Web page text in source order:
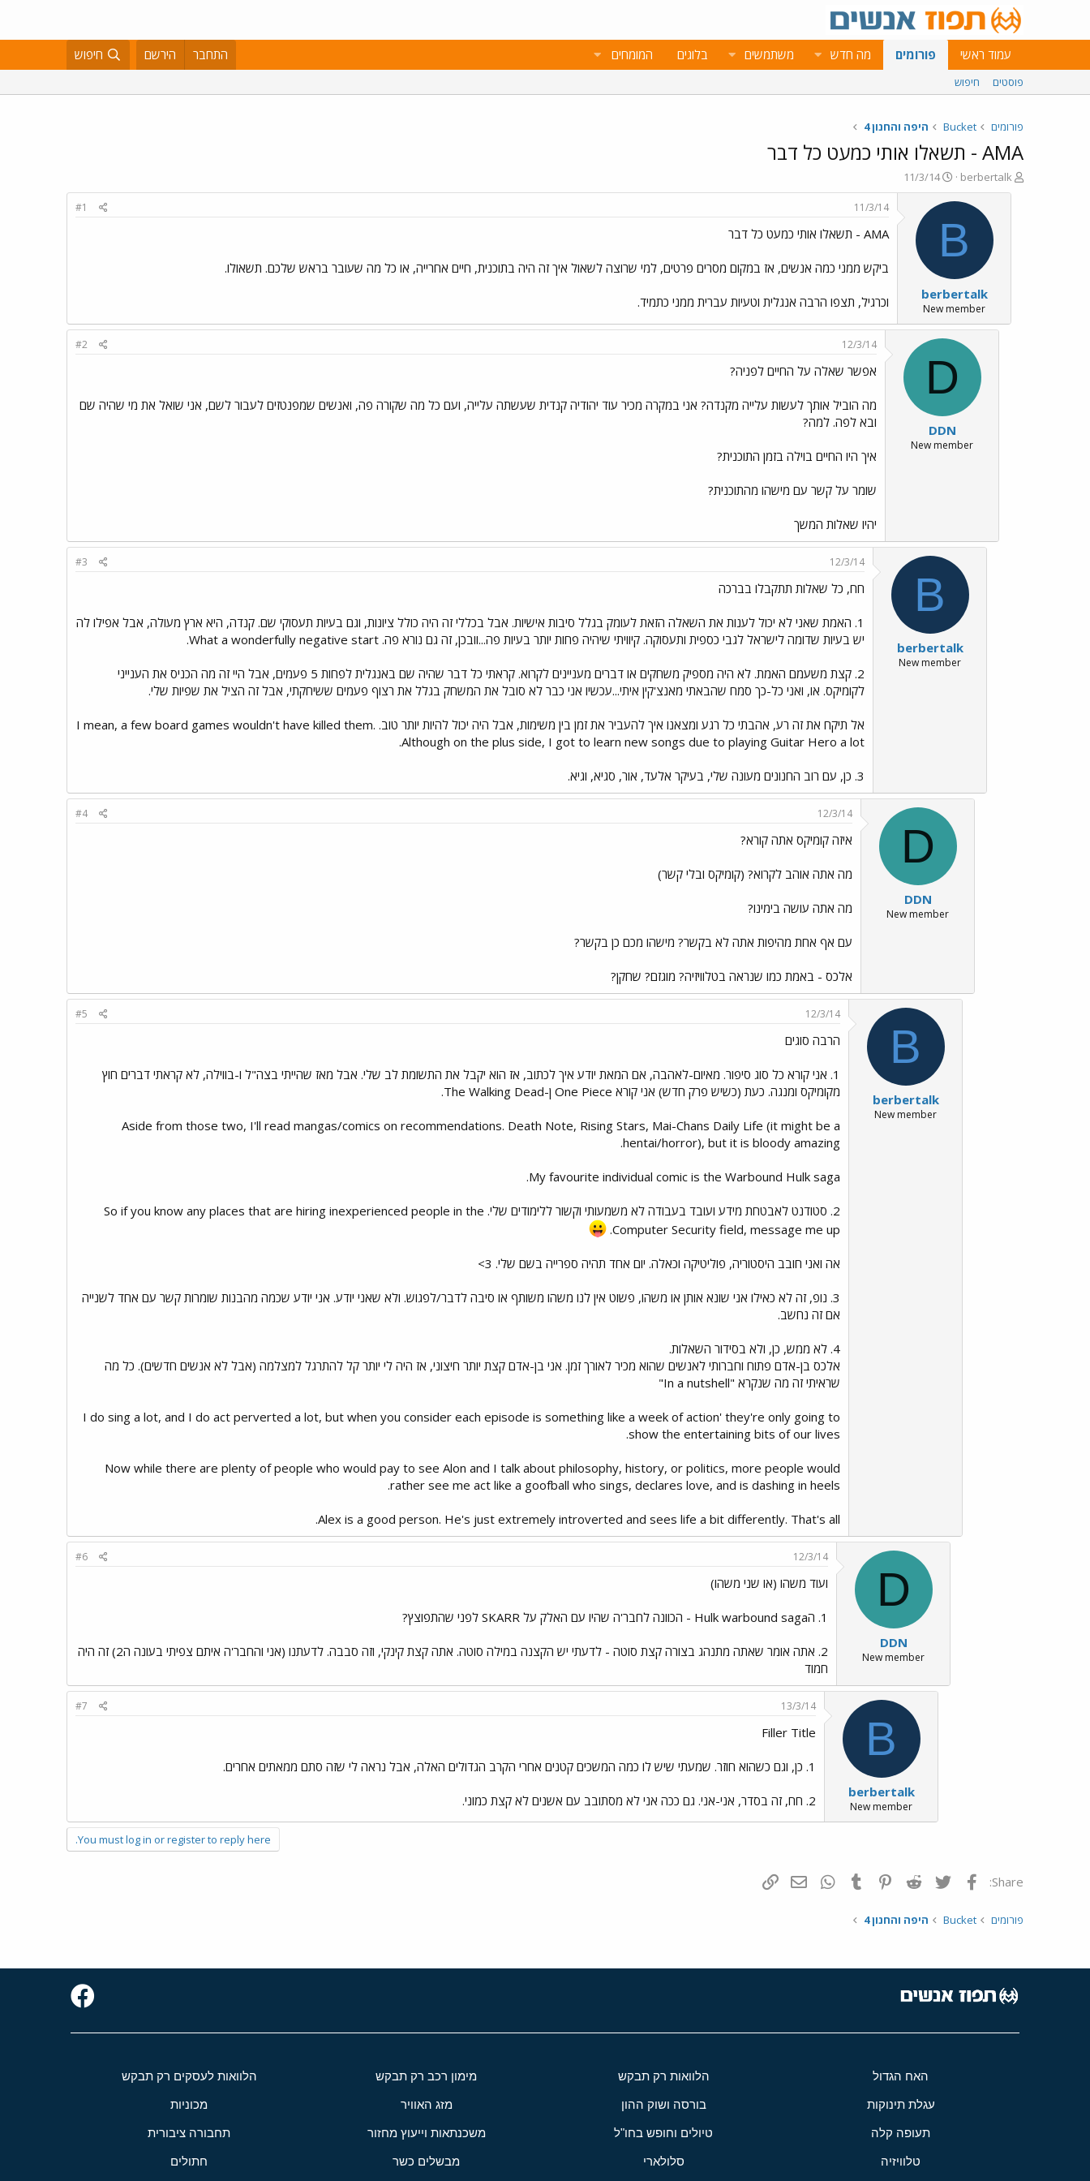
עמוד ראשי פורומים מה חדש משתמשים בלוגים המומחים התחבר הירשם חיפוש
פוסטים חיפוש
פורומים Bucket היפה והחנון 4
AMA - תשאלו אותי כמעט כל דבר
פ
ו
berbertalk
פ
ו
ר
א
ר
י
ך
11/3/14
B
berbertalk
New member
11/3/14
#1
AMA - תשאלו אותי כמעט כל דבר
ביקש ממני כמה אנשים, אז במקום מסרים פרטים, למי שרוצה לשאול איך זה היה בתוכנית, חיים אחרייה, או כל מה שעובר בראש שלכם. תשאולו.
וכרגיל, תצפו הרבה אנגלית וטעיות עברית ממני כתמיד.
D
DDN
New member
12/3/14
#2
אפשר שאלה על החיים לפניה?
מה הוביל אותך לעשות עלייה מקנדה? אני במקרה מכיר עוד יהודיה קנדית שעשתה עלייה, ועם כל מה שקורה פה, ואנשים שמפנטזים לעבור לשם, אני שואל את מי שהיה שם
ובא לפה. למה?
איך היו החיים בוילה בזמן התוכנית?
שומר על קשר עם מישהו מהתוכנית?
יהיו שאלות המשך
B
berbertalk
New member
12/3/14
#3
חח, כל שאלות תתקבלו בברכה
1. האמת שאני לא יכול לענות את השאלה הזאת לעומק בגלל סיבות אישיות. אבל בכללי זה היה כולל ציונות, וגם בעיות תעסוקי שם. קנדה, היא ארץ מעולה, אבל אפילו לה
יש בעיות שדומה לישראל לגבי כספית ותעסוקה. קיוויתי שיהיה פחות יותר בעיות פה...וובכן, זה גם נורא פה. What a wonderfully negative start.
2. קצת משעמם האמת. לא היה מספיק משחקים או דברים מעניינים לקרוא. קראתי כל דבר שהיה שם באנגלית לפחות 5 פעמים, אבל היי זה מה הכניס את הענייני
לקומיקס. או, ואני כל-כך סמח שהבאתי מאנצ'קין איתי...עכשיו אני כבר לא סובל את המשחק בגלל את רצוף פעמים ששיחקתי, אבל זה הציל את שפיות שלי.
אל תיקח את זה רע, אהבתי כל רגע ומצאנו איך להעביר את זמן בין משימות, אבל היה יכול להיות יותר טוב. I mean, a few board games wouldn't have killed them.
Although on the plus side, I got to learn new songs due to playing Guitar Hero a lot.
3. כן, עם רוב החנונים מעונה שלי, בעיקר אלעד, אור, סגיא, וגיא.
D
DDN
New member
12/3/14
#4
איזה קומיקס אתה קורא?
מה אתה אוהב לקרוא? (קומיקס ובלי קשר)
מה אתה עושה בימינו?
עם אף אחת מהיפות אתה לא בקשר? מישהו מכם כן בקשר?
אלכס - באמת כמו שנראה בטלוויזיה? מוגזם? שחקן?
B
berbertalk
New member
12/3/14
#5
הרבה סוגים
1. אני קורא כל סוג סיפור. מאיום-לאהבה, אם המאת יודע איך לכתוב, אז הוא יקבל את התשומת לב שלי. אבל מאז שהייתי בצה"ל ו-בווילה, לא קראתי דברים חוץ
מקומיקס ומנגה. כעת (כשיש פרק חדש) אני קורא One Piece ן-The Walking Dead.
Aside from those two, I'll read mangas/comics on recommendations. Death Note, Rising Stars, Mai-Chans Daily Life (it might be a
hentai/horror), but it is bloody amazing.
My favourite individual comic is the Warbound Hulk saga.
2. סטודנט לאבטחת מידע ועובד בעבודה לא משמעותי וקשור ללימודים שלי. So if you know any places that are hiring inexperienced people in the
Computer Security field, message me up.
אה ואני חובב היסטוריה, פוליטיקה וכאלה. יום אחד תהיה ספרייה בשם שלי. 3>
3. נופ, זה לא כאילו אני שונא אותן או משהו, פשוט אין לנו משהו משותף או סיבה לדבר/לפגוש. ולא שאני יודע. אני יודע שכמה מהבנות שומרות קשר עם אחד לשנייה
אם זה נחשב.
4. לא ממש, כן, ולא בסידור השאלות.
אלכס בן-אדם פתוח וחברותי לאנשים שהוא מכיר לאורך זמן. אני בן-אדם קצת יותר חיצוני, אז היה לי יותר קל להתרגל למצלמה (אבל לא אנשים חדשים). כל מה
שראיתי זה מה שנקרא "In a nutshell"
I do sing a lot, and I do act perverted a lot, but when you consider each episode is something like a week of action' they're only going to
show the entertaining bits of our lives.
Now while there are plenty of people who would pay to see Alon and I talk about philosophy, history, or politics, more people would
rather see me act like a goofball who sings, declares love, and is dashing in heels.
Alex is a good person. He's just extremely introverted and sees life a bit differently. That's all.
D
DDN
New member
12/3/14
#6
ועוד משהו (או שני משהו)
1. הHulk warbound saga - הכוונה לחבר'ה שהיו עם האלק על SKARR לפני שהתפוצץ?
2. אתה אומר שאתה מתנהג בצורה קצת סוטה - לדעתי יש הקצנה במילה סוטה. אתה קצת קינקי, וזה סבבה. לדעתנו (אני והחבר'ה איתם צפיתי בעונה ה2) זה היה
חמוד
B
berbertalk
New member
13/3/14
#7
Filler Title
1. כן, וגם כשהוא חוזר. שמעתי שיש לו כמה המשכים קטנים אחרי הקרב הגדולים האלה, אבל נראה לי שזה סתם ממאתים אחרים.
2. חח, זה בסדר, אני-אני. גם ככה אני לא מסתובב עם אשנים לא קצת כמוני.
You must log in or register to reply here.
Share: פייסבוק Twitter
Reddit
Pinterest
Tumblr
WhatsAppדואר אלקטרוני
פורומים Bucket היפה והחנון 4
האח הגדול הלוואות רק תבקש מימון רכב רק תבקש הלוואות לעסקים רק תבקש
עגלת תינוקות בורסה ושוק ההון מזג האוויר מכוניות
תעופה קלה טיולים וחופש בחו"ל משכנתאות וייעוץ מחזור תחבורה ציבורית
טלוויזיה סלולארי מבשלים כשר חתולים